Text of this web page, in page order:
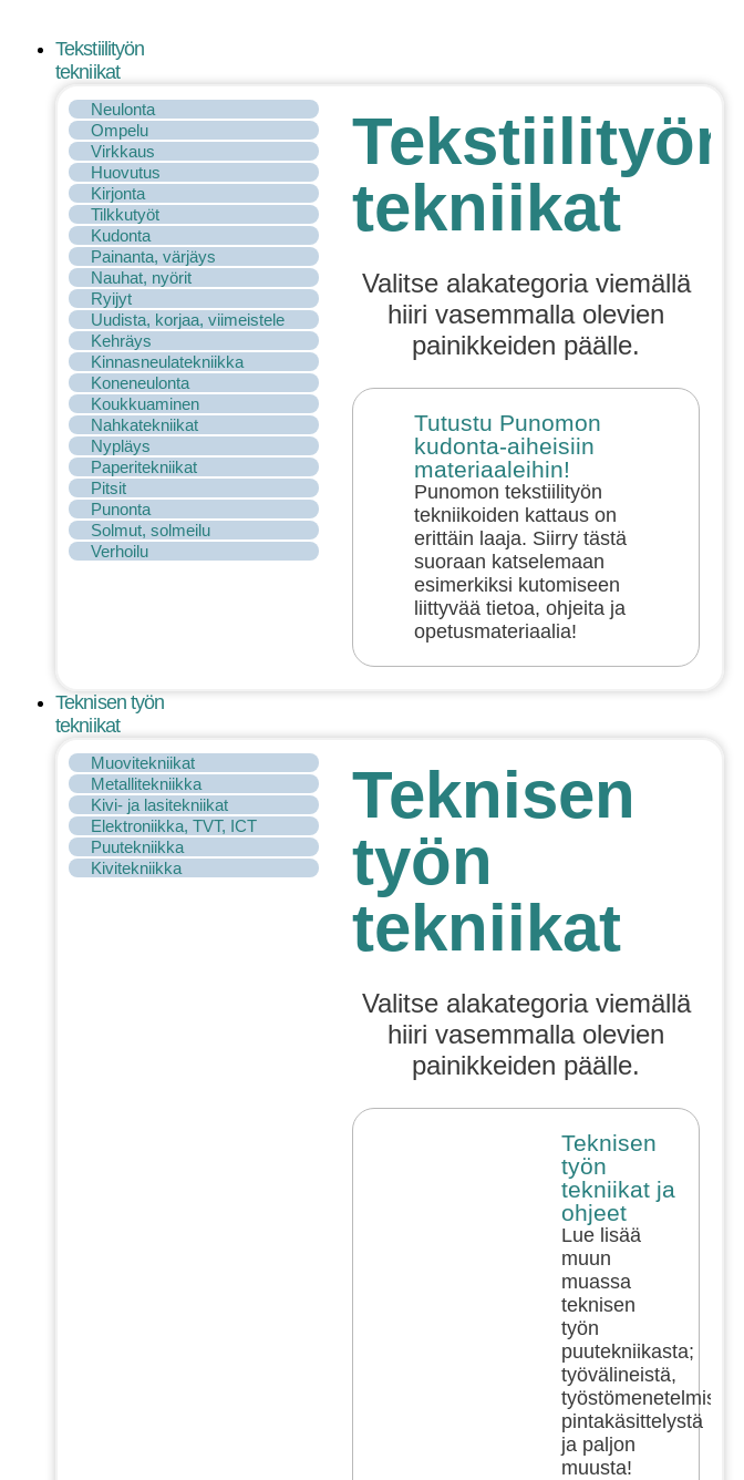
Tekstiilityön
tekniikat
Neulonta
Ompelu
Virkkaus
Huovutus
Kirjonta
Tilkkutyöt
Kudonta
Painanta, värjäys
Nauhat, nyörit
Ryijyt
Uudista, korjaa, viimeistele
Kehräys
Kinnasneulatekniikka
Koneneulonta
Koukkuaminen
Nahkatekniikat
Nypläys
Paperitekniikat
Pitsit
Punonta
Solmut, solmeilu
Verhoilu
Tekstiilityön
tekniikat
Valitse alakategoria viemällä
hiiri vasemmalla olevien
painikkeiden päälle.
Tutustu Punomon
kudonta-aiheisiin
materiaaleihin!
Punomon tekstiilityön
tekniikoiden kattaus on
erittäin laaja. Siirry tästä
suoraan katselemaan
esimerkiksi kutomiseen
liittyvää tietoa, ohjeita ja
opetusmateriaalia!
Teknisen työn
tekniikat
Muovitekniikat
Metallitekniikka
Kivi- ja lasitekniikat
Elektroniikka, TVT, ICT
Puutekniikka
Kivitekniikka
Teknisen
työn
tekniikat
Valitse alakategoria viemällä
hiiri vasemmalla olevien
painikkeiden päälle.
Teknisen
työn
tekniikat ja
ohjeet
Lue lisää
muun
muassa
teknisen
työn
puutekniikasta;
työvälineistä,
työstömenetelmistä,
pintakäsittelystä
ja paljon
muusta!